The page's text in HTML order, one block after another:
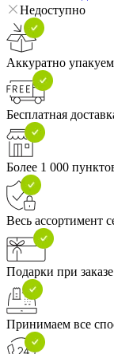
Недоступно
Аккуратно
Бесплатная
Более 1 000
Весь ассортимент
Подарки при
Принимаем все